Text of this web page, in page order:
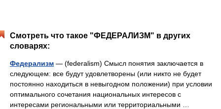
Смотреть что такое "ФЕДЕРАЛИЗМ" в других
словарях:
Федерализм — (federalism) Смысл понятия заключается в
следующем: все будут удовлетворены (или никто не будет
постоянно находиться в невыгодном положении) при условии
оптимального сочетания национальных интересов с
интересами региональными или территориальными …